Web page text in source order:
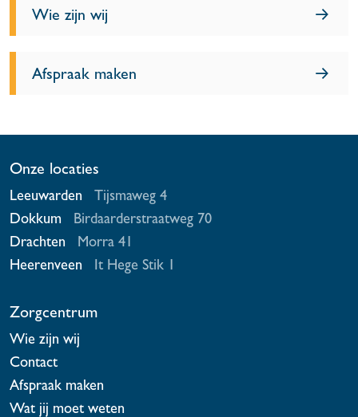
Wie zijn wij
Afspraak maken
Onze locaties
Leeuwarden
Tijsmaweg 4
Dokkum
Birdaarderstraatweg 70
Drachten
Morra 41
Heerenveen
It Hege Stik 1
Zorgcentrum
Wie zijn wij
Contact
Afspraak maken
Wat jij moet weten